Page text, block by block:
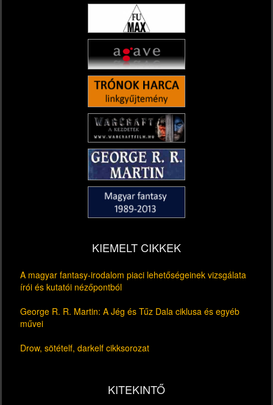
KIEMELT CIKKEK
A magyar fantasy-irodalom piaci lehetőségeinek vizsgálata
írói és kutatói nézőpontból
George R. R. Martin: A Jég és Tűz Dala ciklusa és egyéb
művei
Drow, sötételf, darkelf cikksorozat
KITEKINTŐ